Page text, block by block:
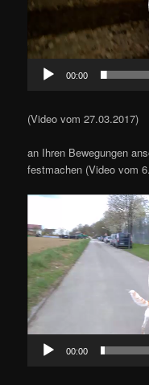
00:00
(Video vom 27.03.2017)
an Ihren Bewegungen
festmachen (Video vom
Video-
00:00